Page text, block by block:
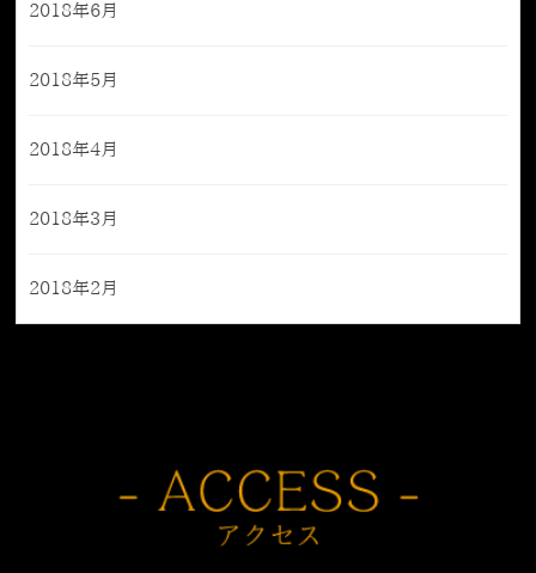
2018年6月
2018年5月
2018年4月
2018年3月
2018年2月